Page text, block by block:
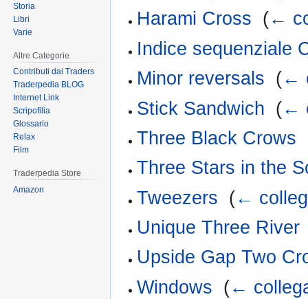
Harami Cross (←
Indice sequenziale
Minor reversals (←
Stick Sandwich (←
Three Black Crows
Three Stars in the
Tweezers (←
Unique Three River
Upside Gap Two
Windows (←
Storia
Libri
Varie
Altre Categorie
Contributi dai Traders
Traderpedia BLOG
Internet Link
Scripofilia
Glossario
Relax
Film
Traderpedia Store
Amazon